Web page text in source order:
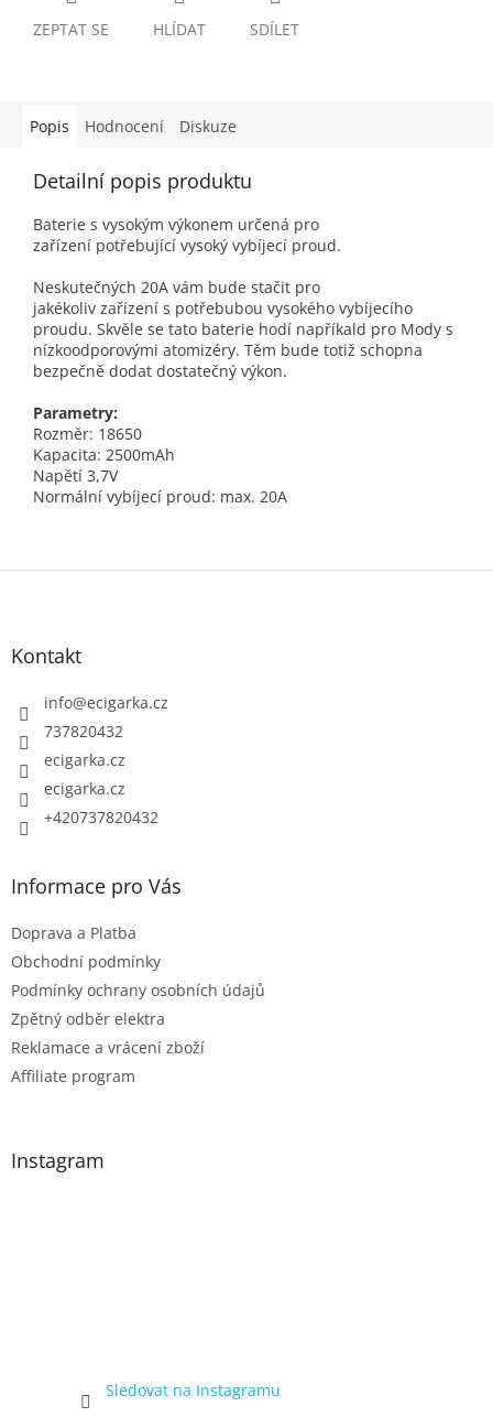
ZEPTAT SE HLÍDAT SDÍLET
Popis Hodnocení Diskuze
Detailní popis produktu
Baterie s vysokým výkonem určená pro
zařízení potřebující vysoký vybíjecí proud.
Neskutečných 20A vám bude stačit pro
jakékoliv zařízení s potřebubou vysokého vybíjecího
proudu. Skvěle se tato baterie hodí napříkald pro Mody s
nízkoodporovými atomizéry. Těm bude totiž schopna
bezpečně dodat dostatečný výkon.
Parametry:
Rozměr: 18650
Kapacita: 2500mAh
Napětí 3,7V
Normální vybíjecí proud: max. 20A
Kontakt
info@ecigarka.cz
737820432
ecigarka.cz
ecigarka.cz
+420737820432
Informace pro Vás
Doprava a Platba
Obchodní podmínky
Podmínky ochrany osobních údajů
Zpětný odběr elektra
Reklamace a vrácení zboží
Affiliate program
Instagram
Sledovat na Instagramu